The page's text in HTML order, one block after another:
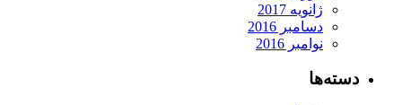
ژانویه 2017
دسامبر 2016
نوامبر 2016
دسته‌ها